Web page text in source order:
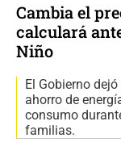
Cambia el
calculará
Niño
El Gobierno
ahorro de
consumo
familias.